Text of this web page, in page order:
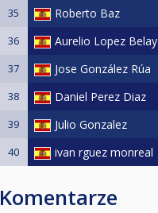
35 Roberto Baz
36 Aurelio Lopez Belay
37 Jose González Rúa
38 Daniel Perez Diaz
39 Julio Gonzalez
40 ivan rguez monreal
Komentarze